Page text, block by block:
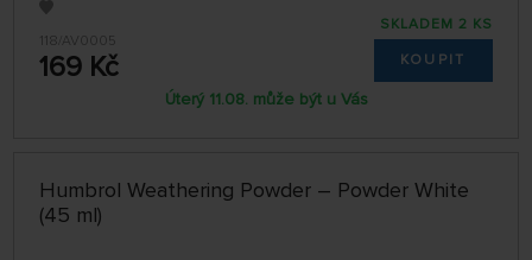
118/AV0005
169 Kč
SKLADEM 2 KS
KOUPIT
Úterý 11.08. může být u Vás
Humbrol Weathering Powder – Powder White
(45 ml)